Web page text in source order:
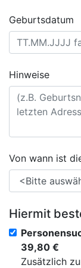
Geburtsdatum
Hinweise
Von wann ist
Hiermit
39,80 €
Zusätzlich